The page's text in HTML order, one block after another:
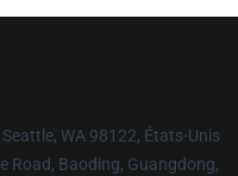
WA 98122, États-Unis
Road, Baoding, Guangdong,